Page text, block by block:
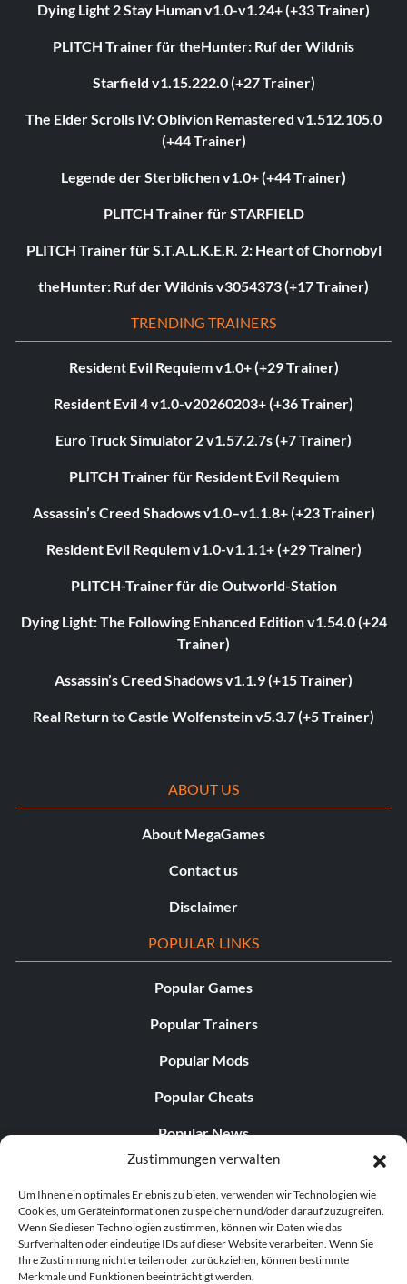
Zustimmungen verwalten
Um Ihnen ein optimales Erlebnis zu bieten, verwenden wir Technologien wie
Cookies, um Geräteinformationen zu speichern und/oder darauf zuzugreifen.
Wenn Sie diesen Technologien zustimmen, können wir Daten wie das
Surfverhalten oder eindeutige IDs auf dieser Website verarbeiten. Wenn Sie
Ihre Zustimmung nicht erteilen oder zurückziehen, können bestimmte
Merkmale und Funktionen beeinträchtigt werden.
Dying Light 2 Stay Human v1.0-v1.24+ (+33 Trainer)
PLITCH Trainer für theHunter: Ruf der Wildnis
Starfield v1.15.222.0 (+27 Trainer)
The Elder Scrolls IV: Oblivion Remastered v1.512.105.0
(+44 Trainer)
Legende der Sterblichen v1.0+ (+44 Trainer)
PLITCH Trainer für STARFIELD
PLITCH Trainer für S.T.A.L.K.E.R. 2: Heart of Chornobyl
theHunter: Ruf der Wildnis v3054373 (+17 Trainer)
TRENDING TRAINERS
Resident Evil Requiem v1.0+ (+29 Trainer)
Resident Evil 4 v1.0-v20260203+ (+36 Trainer)
Euro Truck Simulator 2 v1.57.2.7s (+7 Trainer)
PLITCH Trainer für Resident Evil Requiem
Assassin’s Creed Shadows v1.0–v1.1.8+ (+23 Trainer)
Resident Evil Requiem v1.0-v1.1.1+ (+29 Trainer)
PLITCH-Trainer für die Outworld-Station
Dying Light: The Following Enhanced Edition v1.54.0 (+24
Trainer)
Assassin’s Creed Shadows v1.1.9 (+15 Trainer)
Real Return to Castle Wolfenstein v5.3.7 (+5 Trainer)
ABOUT US
About MegaGames
Contact us
Disclaimer
POPULAR LINKS
Popular Games
Popular Trainers
Popular Mods
Popular Cheats
Popular News
Popular Editorials
Popular Free Games
LATEST UPDATES